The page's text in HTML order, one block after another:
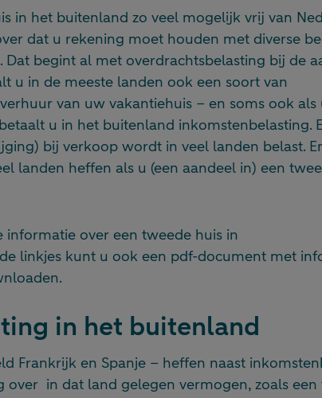
in het buitenland zo veel mogelijk vrij van
dat u rekening moet houden met diverse
begint al met overdrachtsbelasting bij de
u in de meeste landen ook een soort van
verhuur van uw vakantiehuis – en soms ook als
u in het buitenland inkomstenbelasting.
bij verkoop wordt in veel landen belast.
landen heffen als u (een aandeel in) een
informatie over een tweede huis in
linkjes kunt u ook een pdf-document met
in het buitenland
Frankrijk en Spanje – heffen naast
over in dat land gelegen vermogen, zoals een